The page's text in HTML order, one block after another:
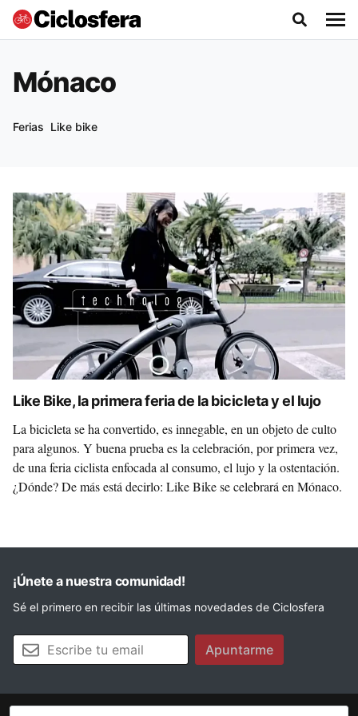
Mónaco
Ferias Like bike
Like Bike, la primera feria de la bicicleta y el lujo
La bicicleta se ha convertido, es innegable, en un objeto de culto
para algunos. Y buena prueba es la celebración, por primera vez,
de una feria ciclista enfocada al consumo, el lujo y la ostentación.
¿Dónde? De más está decirlo: Like Bike se celebrará en Mónaco.
¡Únete a nuestra comunidad!
Sé el primero en recibir las últimas novedades de Ciclosfera
Tu email Apuntarme